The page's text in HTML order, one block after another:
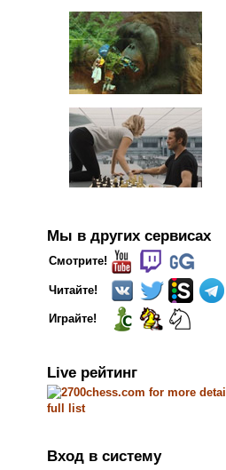
Мы в других сервисах
Смотрите!
Читайте!
Играйте!
Live рейтинг
Вход в систему